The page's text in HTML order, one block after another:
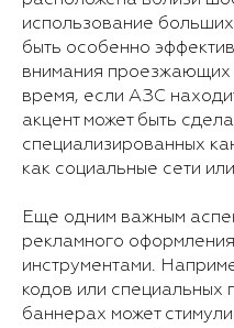
использование
быть особенно
внимания проезжающих
время, если АЗС
акцент может быть
специализированных
как социальные сети
Еще одним важным
рекламного
инструментами.
кодов или специальных
баннерах может